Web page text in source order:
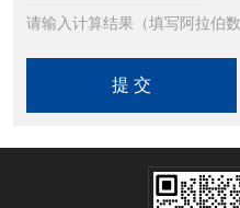
请输入计算结果（填写阿拉伯